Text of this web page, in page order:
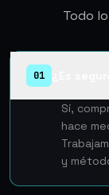
Todo
01
Sí,
hace
y